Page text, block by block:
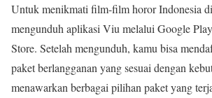
Untuk menikmati film-film horor Indonesia
mengunduh aplikasi Viu melalui Google
Store. Setelah mengunduh, kamu bisa
paket berlangganan yang sesuai dengan
menawarkan berbagai pilihan paket yang